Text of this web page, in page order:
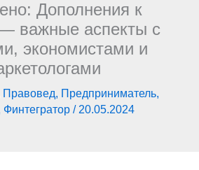
Дополнения к
важные аспекты с
экономистами и
Правовед, Предприниматель,
Финтегратор/ 20.05.2024